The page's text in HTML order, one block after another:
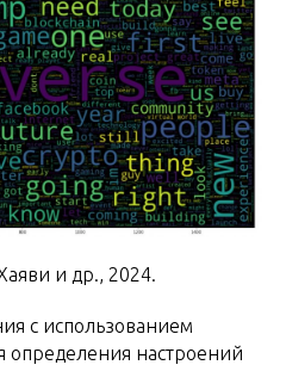
и др., 2024.
с использованием
определения настроений